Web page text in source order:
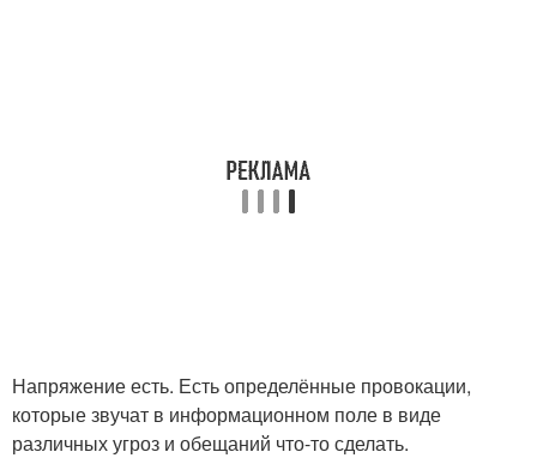
Напряжение есть. Есть определённые провокации,
которые звучат в информационном поле в виде
различных угроз и обещаний что-то сделать.